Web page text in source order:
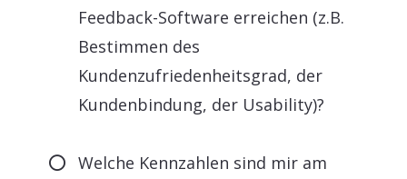
Feedback-Software erreichen (z.B.
Bestimmen des
Kundenzufriedenheitsgrad, der
Kundenbindung, der Usability)?
Welche Kennzahlen sind mir am